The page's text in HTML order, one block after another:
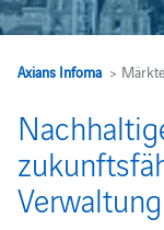
Axians Infoma>
Verwaltung